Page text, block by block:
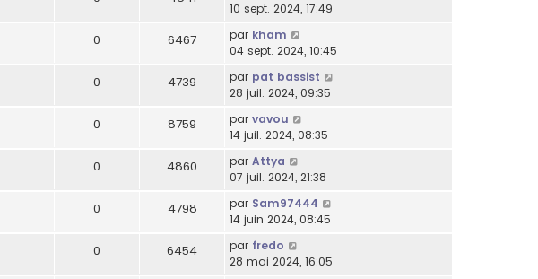
10 sept. 2024, 17:49
0 6467 par kham
04 sept. 2024, 10:45
0 4739 par pat bassist
28 juil. 2024, 09:35
0 8759 par vavou
14 juil. 2024, 08:35
0 4860 par Attya
07 juil. 2024, 21:38
0 4798 par Sam97444
14 juin 2024, 08:45
0 6454 par fredo
28 mai 2024, 16:05